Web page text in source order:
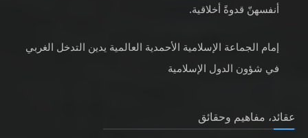
أنفسهنّ قدوةً أخلاقية.
إمام الجماعة الإسلامية الأحمدية العالمية يدين التدخل الغربي
في شؤون الدول الإسلامية
عقائد، مفاهيم وحقائق